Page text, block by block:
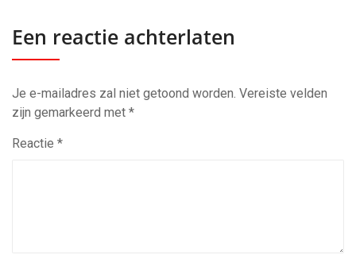
Een reactie achterlaten
Je e-mailadres zal niet getoond worden. Vereiste velden
zijn gemarkeerd met *
Reactie *